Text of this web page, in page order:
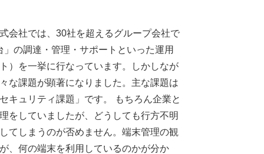
会社では、30社を超えるグループ会社で
の調達・管理・サポートといった運用
）を一挙に行なっています。しかしなが
な課題が顕著になりました。主な課題は
キュリティ課題」です。 もちろん企業と
をしていましたが、どうしても行方不明
てしまうのが否めません。端末管理の観
、何の端末を利用しているのかが分か